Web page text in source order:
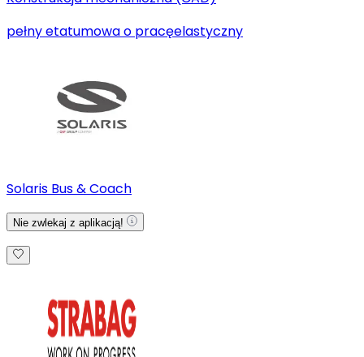
pełny etatumowa o pracęelastyczny
Solaris Bus & Coach
Nie zwlekaj z aplikacją!